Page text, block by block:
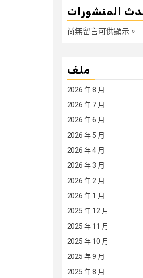
المنشورات
尚無留言可供顯示。
ملف
2026 年 8 月
2026 年 7 月
2026 年 6 月
2026 年 5 月
2026 年 4 月
2026 年 3 月
2026 年 2 月
2026 年 1 月
2025 年 12 月
2025 年 11 月
2025 年 10 月
2025 年 9 月
2025 年 8 月